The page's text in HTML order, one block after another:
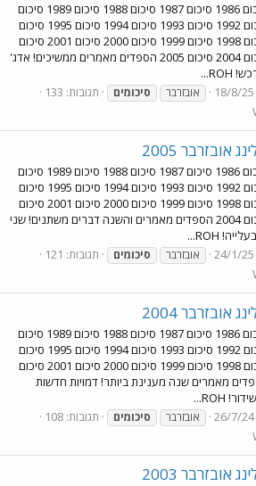
סיכום 1984-1985 סיכום 1986 סיכום 1987 סיכום 1988 סיכום 1989 סיכום
1990 סיכום 1991 סיכום 1992 סיכום 1993 סיכום 1994 סיכום 1995 סיכום
1996 סיכום 1997 סיכום 1998 סיכום 1999 סיכום 2000 סיכום 2001 סיכום
2002 סיכום 2003 סיכום 2004 סיכום 2005 הספדים מאמרים ממשיכים! אדג'
18/8/25 אובזרבר סיכומים
תגובות: 133
אובזרבר 2005
סיכום 1984-1985 סיכום 1986 סיכום 1987 סיכום 1988 סיכום 1989 סיכום
1990 סיכום 1991 סיכום 1992 סיכום 1993 סיכום 1994 סיכום 1995 סיכום
1996 סיכום 1997 סיכום 1998 סיכום 1999 סיכום 2000 סיכום 2001 סיכום
2002 סיכום 2003 סיכום 2004 הספדים מאמרים והשנה דברים משתנים! שני
24/1/25 אובזרבר סיכומים
תגובות: 121
אובזרבר 2004
סיכום 1984-1985 סיכום 1986 סיכום 1987 סיכום 1988 סיכום 1989 סיכום
1990 סיכום 1991 סיכום 1992 סיכום 1993 סיכום 1994 סיכום 1995 סיכום
1996 סיכום 1997 סיכום 1998 סיכום 1999 סיכום 2000 סיכום 2001 סיכום
סיכום 2003 הספדים מאמרים שנה מענינת ביותר! דמויות חדשות
26/7/24 אובזרבר סיכומים
תגובות: 108
אובזרבר 2003